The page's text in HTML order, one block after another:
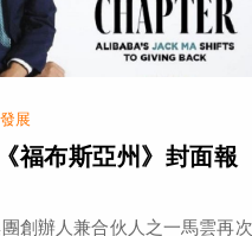
展
福布斯亞州》封面報
創辦人兼合伙人之一馬雲再次